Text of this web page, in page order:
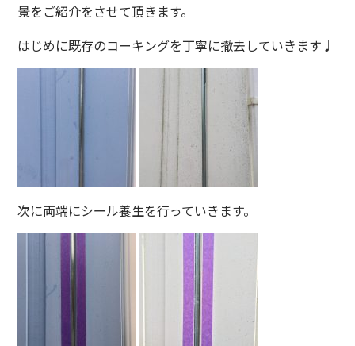
景をご紹介をさせて頂きます。
はじめに既存のコーキングを丁寧に撤去していきます♩
次に両端にシール養生を行っていきます。